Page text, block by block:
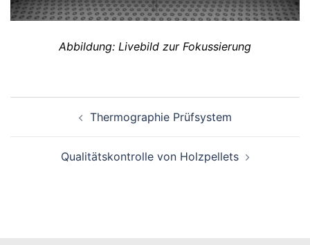
Abbildung: Livebild zur Fokussierung
Thermographie Prüfsystem
Qualitätskontrolle von Holzpellets